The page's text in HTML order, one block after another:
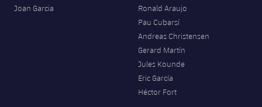
Joan Garcia
Ronald Araujo
Pau Cubarsí
Andreas Christensen
Gerard Martín
Jules Kounde
Eric García
Héctor Fort